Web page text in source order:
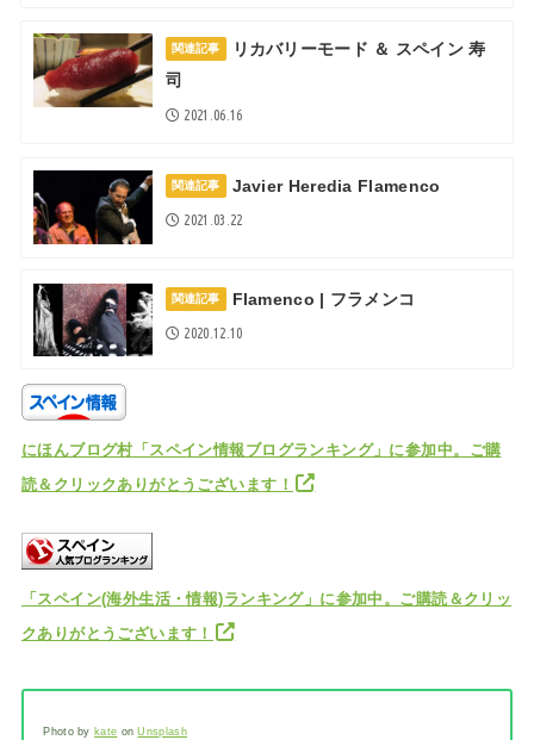
関連記事
リカバリーモード ＆ スペイン 寿
司
2021.06.16
関連記事 Javier Heredia Flamenco
2021.03.22
関連記事 Flamenco | フラメンコ
2020.12.10
にほんブログ村「スペイン情報ブログランキング」に参加中。ご購
読＆クリックありがとうございます！
「スペイン(海外生活・情報)ランキング」に参加中。ご購読＆クリッ
クありがとうございます！
Photo by kate onUnsplash